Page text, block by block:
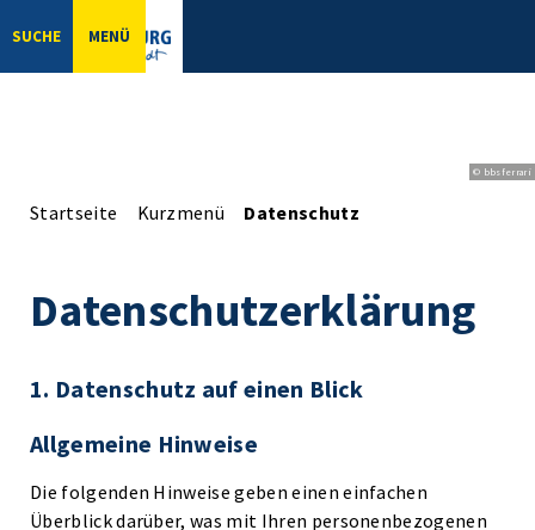
SUCHE MENÜ
© bbsferrari
Startseite Kurzmenü Datenschutz
Datenschutzerklärung
1. Datenschutz auf einen Blick
Allgemeine Hinweise
Die folgenden Hinweise geben einen einfachen
Überblick darüber, was mit Ihren personenbezogenen